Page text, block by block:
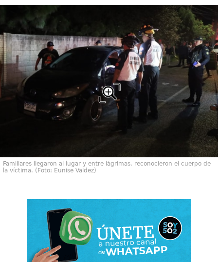
Familiares llegaron al lugar y entre lágrimas, reconocieron el cuerpo de
la víctima. (Foto: Eunise Valdez)